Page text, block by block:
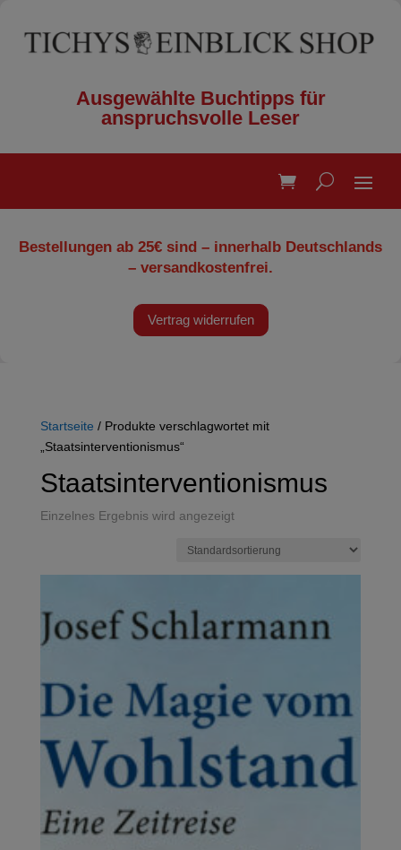
Ausgewählte Buchtipps für
anspruchsvolle Leser
Bestellungen ab 25€ sind – innerhalb Deutschlands
– versandkostenfrei.
Vertrag widerrufen
Startseite / Produkte verschlagwortet mit
„Staatsinterventionismus“
Staatsinterventionismus
Einzelnes Ergebnis wird angezeigt